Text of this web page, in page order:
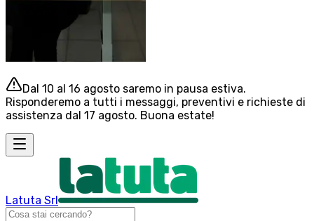
Dal 10 al 16 agosto saremo in pausa estiva.
Risponderemo a tutti i messaggi, preventivi e richieste di
assistenza dal 17 agosto. Buona estate!
Latuta Srl